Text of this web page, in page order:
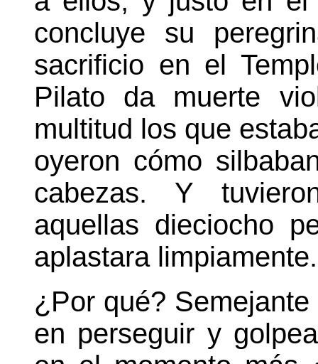
concluye su
sacrificio en el
Pilato da muerte
multitud los que
oyeron cómo
cabezas. Y
aquellas dieciocho
aplastara limpiamente.
¿Por qué?
en perseguir y